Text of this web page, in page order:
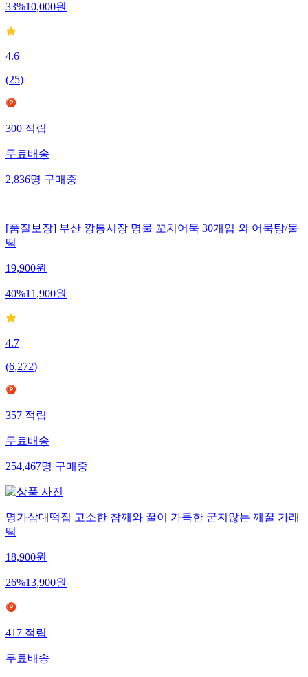
33%10,000원
4.6
(25)
300 적립
무료배송
2,836명 구매중
[품질보장] 부산 깡통시장 명물 꼬치어묵 30개입 외 어묵탕/물
떡
19,900원
40%11,900원
4.7
(6,272)
357 적립
무료배송
254,467명 구매중
명가삼대떡집 고소한 참깨와 꿀이 가득한 굳지않는 깨꿀 가래
떡
18,900원
26%13,900원
417 적립
무료배송